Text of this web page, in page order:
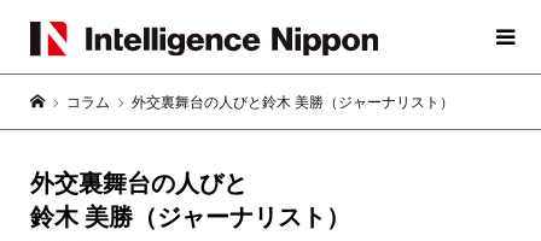
コラム 外交裏舞台の人びと鈴木 美勝（ジャーナリスト）
外交裏舞台の人びと
鈴木 美勝（ジャーナリスト）